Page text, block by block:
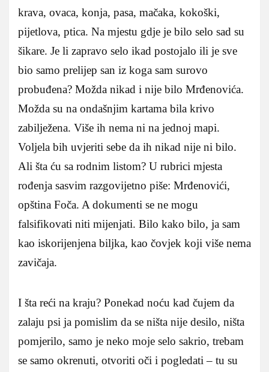
krava, ovaca, konja, pasa, mačaka, kokoški,
pijetlova, ptica. Na mjestu gdje je bilo selo sad su
šikare. Je li zapravo selo ikad postojalo ili je sve
bio samo prelijep san iz koga sam surovo
probuđena? Možda nikad i nije bilo Mrđenovića.
Možda su na ondašnjim kartama bila krivo
zabilježena. Više ih nema ni na jednoj mapi.
Voljela bih uvjeriti sebe da ih nikad nije ni bilo.
Ali šta ću sa rodnim listom? U rubrici mjesta
rođenja sasvim razgovijetno piše: Mrđenovići,
opština Foča. A dokumenti se ne mogu
falsifikovati niti mijenjati. Bilo kako bilo, ja sam
kao iskorijenjena biljka, kao čovjek koji više nema
zavičaja.
I šta reći na kraju? Ponekad noću kad čujem da
zalaju psi ja pomislim da se ništa nije desilo, ništa
pomjerilo, samo je neko moje selo sakrio, trebam
se samo okrenuti, otvoriti oči i pogledati – tu su